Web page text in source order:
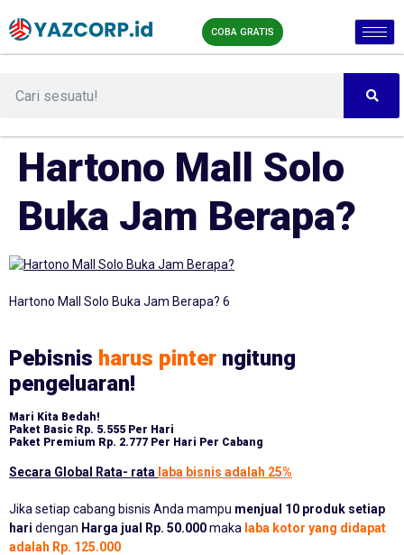
COBA GRATIS
Hartono Mall Solo
Buka Jam Berapa?
Hartono Mall Solo Buka Jam Berapa? 6
Pebisnis harus pinter ngitung
pengeluaran!
Mari Kita Bedah!
Paket Basic Rp. 5.555 Per Hari
Paket Premium Rp. 2.777 Per Hari Per Cabang
Secara Global Rata- rata laba bisnis adalah 25%
Jika setiap cabang bisnis Anda mampu menjual 10 produk setiap
hari dengan Harga jual Rp. 50.000maka laba kotor yang didapat
adalah Rp. 125.000